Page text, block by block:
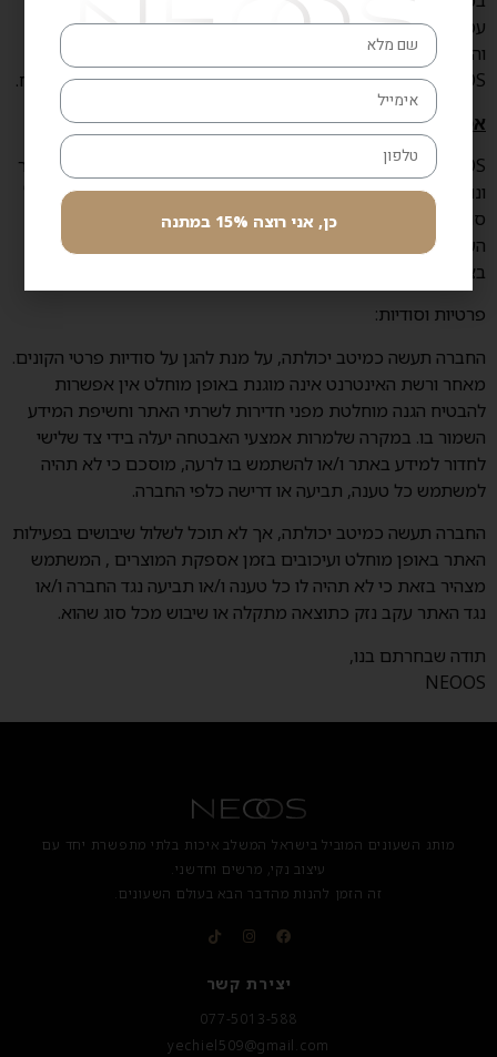
עסקים מרגע רכישת השעון. כל עוד הניילונים שעוטפים את השעון
והטיקט לא הוסרו ולא חל שימוש בו, לצורך כך יש ליצור קשר עם
NEOOS דרך צור קשר באתר, פעולת ההחלפה תחוייב בדמי משלוח.
אמצעי תשלום וסליקה:
NEOOS מקפידה לנהל את האתר בזהירות, מיומנות, ובאופן מבוקר
ונוקטת באמצעי זהירות מקובלים על מנת לשמור, ככל האפשר, על
סודיות המידע שהעביר המזמין.
העברת נתוני כרטיסי האשראי באתר מתבצעת על-פי תקן PCI
בצורה מוצפנת בטכנולוגיתSSL .
פרטיות וסודיות:
החברה תעשה כמיטב יכולתה, על מנת להגן על סודיות פרטי הקונים.
מאחר ורשת האינטרנט אינה מוגנת באופן מוחלט אין אפשרות
להבטיח הגנה מוחלטת מפני חדירות לשרתי האתר וחשיפת המידע
השמור בו. במקרה שלמרות אמצעי האבטחה יעלה בידי צד שלישי
לחדור למידע באתר ו/או להשתמש בו לרעה, מוסכם כי לא תהיה
למשתמש כל טענה, תביעה או דרישה כלפי החברה.
החברה תעשה כמיטב יכולתה, אך לא תוכל לשלול שיבושים בפעילות
האתר באופן מוחלט ועיכובים בזמן אספקת המוצרים , המשתמש
מצהיר בזאת כי לא תהיה לו כל טענה ו/או תביעה נגד החברה ו/או
נגד האתר עקב נזק כתוצאה מתקלה או שיבוש מכל סוג שהוא.
תודה שבחרתם בנו,
NEOOS
מותג השעונים המוביל בישראל המשלב איכות בלתי מתפשרת יחד עם
עיצוב נקי, מרשים וחדשני.
זה הזמן להנות מהדבר הבא בעולם השעונים.
יצירת קשר
077-5013-588
yechiel509@gmail.com
כן, אני רוצה 15% במתנה